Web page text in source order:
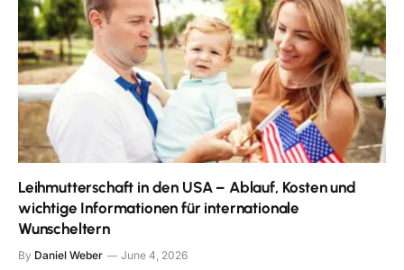
Leihmutterschaft in den USA – Ablauf, Kosten und
wichtige Informationen für internationale
Wunscheltern
By Daniel Weber June 4, 2026